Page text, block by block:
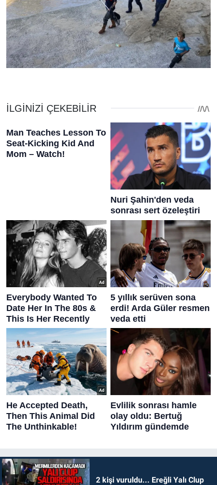
2 kişi vuruldu... Ereğli Yalı Clup